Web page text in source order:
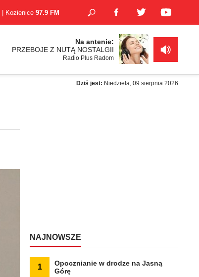
| Kozienice 97.9 FM
Na antenie:
PRZEBOJE Z NUTĄ NOSTALGII
Radio Plus Radom
Dziś jest: Niedziela, 09 sierpnia 2026
NAJNOWSZE
1
Opocznianie w drodze na Jasną
Górę